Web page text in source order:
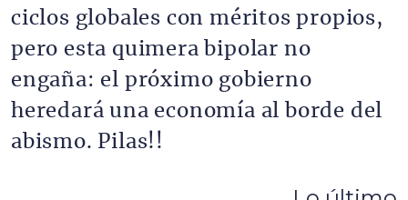
ciclos globales con méritos propios,
pero esta quimera bipolar no
engaña: el próximo gobierno
heredará una economía al borde del
abismo. Pilas!!